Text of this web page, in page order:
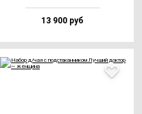
13 900 руб